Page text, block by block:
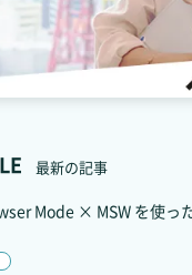
最新の記事
Mode × MSW を使っ